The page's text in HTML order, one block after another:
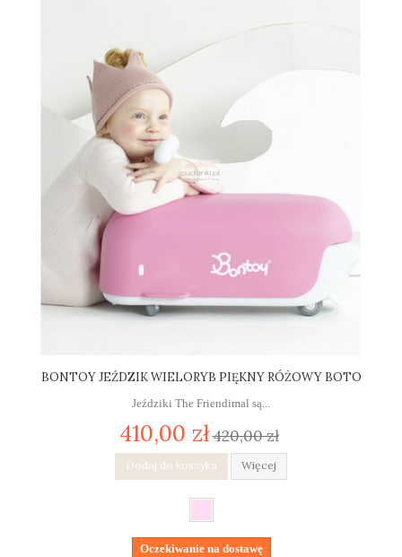
BONTOY JEŹDZIK WIELORYB PIĘKNY RÓŻOWY BOTO
Jeździki The Friendimal są...
410,00 zł420,00 zł
Dodaj do koszyka Więcej
Oczekiwanie na dostawę